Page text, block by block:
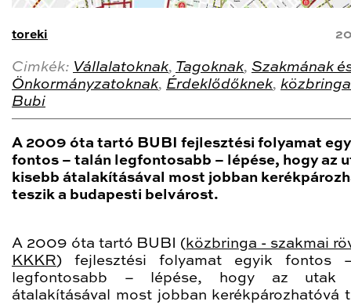
toreki
Cimkék: Vállalatoknak, Tagoknak, Szakmának
Önkormányzatoknak, Érdeklődőknek, közbringa
Bubi
A 2009 óta tartó BUBI fejlesztési folyamat
fontos – talán legfontosabb – lépése, hogy az
kisebb átalakításával most jobban
teszik a budapesti belvárost.
A 2009 óta tartó BUBI (közbringa - szakmai
KKKR) fejlesztési folyamat egyik fontos
legfontosabb – lépése, hogy az utak
átalakításával most jobban kerékpározhatóvá